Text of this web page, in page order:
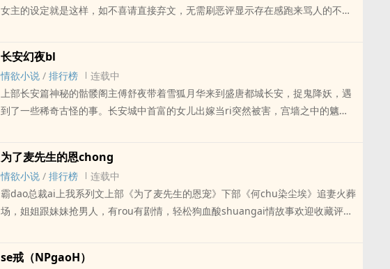
女主的设定就是这样，如不喜请直接弃文，无需刷恶评显示存在感跑来骂人的不要
长安幻夜bl
情欲小说 / 排行榜
连载中
上部长安篇神秘的骷髅阁主傅舒夜带着雪狐月华来到盛唐都城长安，捉鬼降妖，遇
到了一些稀奇古怪的事。长安城中首富的女儿出嫁当ri突然被害，宫墙之中的魑魅
不放松的小蛇，一个飘然天地间的谪仙人，结伴来到青州城，观世间百态，品人世
沧桑。妖魔鬼怪，神佛仙圣，至死不渝的，是红莲业火灼烧天际时的一滴泪，还是
那相濡以沫厮守间的忠贞不悔单元灵异故事，ri更，欢迎收藏评论～
为了麦先生的恩chong
情欲小说 / 排行榜
连载中
霸dao总裁ai上我系列文上部《为了麦先生的恩宠》下部《何chu染尘埃》追妻火葬
场，姐姐跟妹妹抢男人，有rou有剧情，轻松狗血酸shuangai情故事欢迎收藏评论
se戒（NPgaoH）